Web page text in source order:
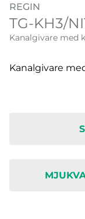
REGIN
TG-KH3/
Kanalgivare med
Kanalgivare